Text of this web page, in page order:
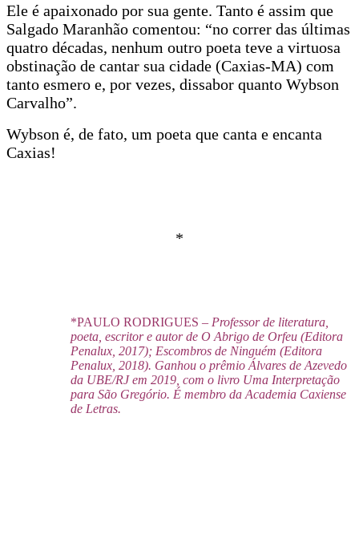
Ele é apaixonado por sua gente. Tanto é assim que
Salgado Maranhão comentou: “no correr das últimas
quatro décadas, nenhum outro poeta teve a virtuosa
obstinação de cantar sua cidade (Caxias-MA) com
tanto esmero e, por vezes, dissabor quanto Wybson
Carvalho”.
Wybson é, de fato, um poeta que canta e encanta
Caxias!
*
*PAULO RODRIGUES – Professor de literatura,
poeta, escritor e autor de O Abrigo de Orfeu (Editora
Penalux, 2017); Escombros de Ninguém (Editora
Penalux, 2018). Ganhou o prêmio Álvares de Azevedo
da UBE/RJ em 2019, com o livro Uma Interpretação
para São Gregório. É membro da Academia Caxiense
de Letras.